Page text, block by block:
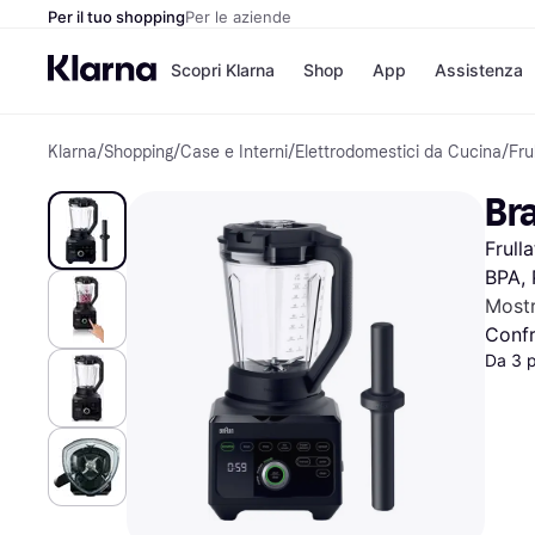
Per il tuo shoppingPer le aziende
Scopri Klarna
Opzioni di
Paga dopo 30 giorni
Finanziamento
Shop
Negozi
Unieuro
Media
eBay
Zalando
Elenco negozi
App Assistenza
Klarna/Shopping/Case e Interni/Elettrodomestici da Cucina/
Da 3